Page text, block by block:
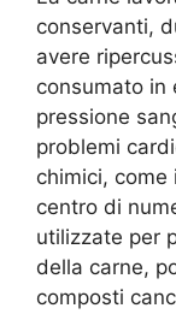
conservanti,
avere
consumato in
pressione
problemi
chimici,
centro di
utilizzate per
della carne,
composti